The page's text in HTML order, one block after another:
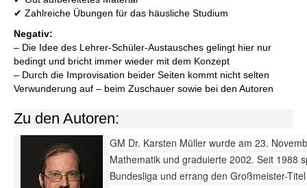
✔ Zahlreiche Übungen für das häusliche Studium
Negativ:
– Die Idee des Lehrer-Schüler-Austausches gelingt hier nur
bedingt und bricht immer wieder mit dem Konzept
– Durch die Improvisation beider Seiten kommt nicht selten
Verwunderung auf – beim Zuschauer sowie bei den Autoren
Zu den Autoren:
GM Dr. Karsten Müller wurde am 23.
Mathematik und graduierte 2002. Seit 1988
Bundesliga und errang den Großmeister-